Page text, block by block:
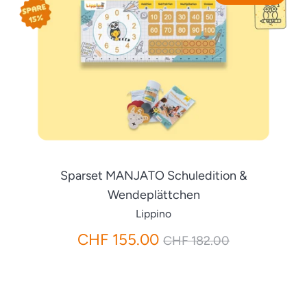
Sparset MANJATO Schuledition &
Wendeplättchen
Lippino
CHF 155.00 Normaler
CHF 182.00